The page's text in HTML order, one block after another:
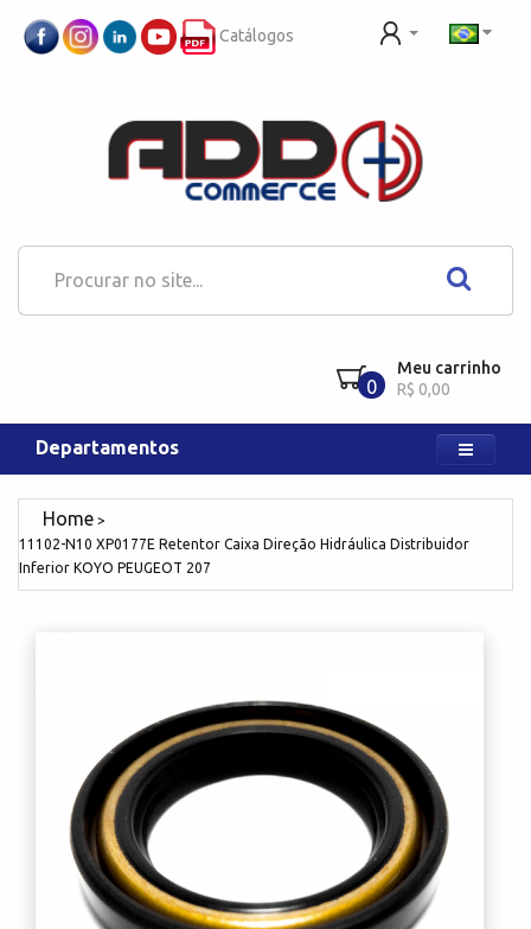
Catálogos
0
Meu carrinho
R$ 0,00
Departamentos
11102-N10 XP0177E Retentor Caixa Direção Hidráulica Distribuidor
Inferior KOYO PEUGEOT 207